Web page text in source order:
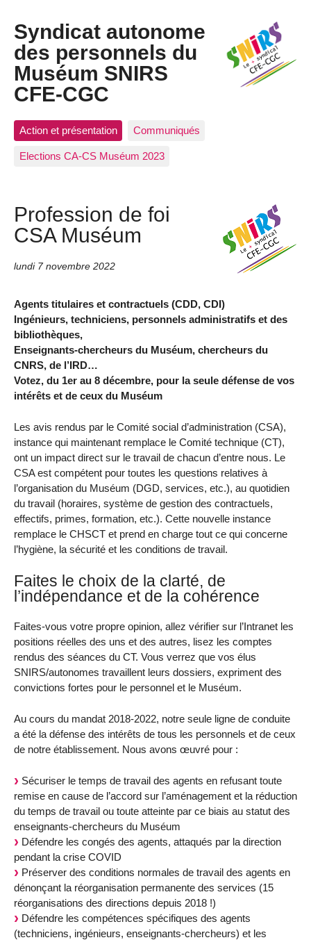
Syndicat autonome
des personnels du
Muséum SNIRS
CFE-CGC
Action et présentation Communiqués
Elections CA-CS Muséum 2023
Profession de foi
CSA Muséum
lundi 7 novembre 2022
Agents titulaires et contractuels (CDD, CDI)
Ingénieurs, techniciens, personnels administratifs et des
bibliothèques,
Enseignants-chercheurs du Muséum, chercheurs du
CNRS, de l’IRD…
Votez, du 1er au 8 décembre, pour la seule défense de vos
intérêts et de ceux du Muséum
Les avis rendus par le Comité social d’administration (CSA),
instance qui maintenant remplace le Comité technique (CT),
ont un impact direct sur le travail de chacun d’entre nous. Le
CSA est compétent pour toutes les questions relatives à
l’organisation du Muséum (DGD, services, etc.), au quotidien
du travail (horaires, système de gestion des contractuels,
effectifs, primes, formation, etc.). Cette nouvelle instance
remplace le CHSCT et prend en charge tout ce qui concerne
l’hygiène, la sécurité et les conditions de travail.
Faites le choix de la clarté, de
l’indépendance et de la cohérence
Faites-vous votre propre opinion, allez vérifier sur l’Intranet les
positions réelles des uns et des autres, lisez les comptes
rendus des séances du CT. Vous verrez que vos élus
SNIRS/autonomes travaillent leurs dossiers, expriment des
convictions fortes pour le personnel et le Muséum.
Au cours du mandat 2018‐2022, notre seule ligne de conduite
a été la défense des intérêts de tous les personnels et de ceux
de notre établissement. Nous avons œuvré pour :
Sécuriser le temps de travail des agents en refusant toute
remise en cause de l’accord sur l’aménagement et la réduction
du temps de travail ou toute atteinte par ce biais au statut des
enseignants-chercheurs du Muséum
Défendre les congés des agents, attaqués par la direction
pendant la crise COVID
Préserver des conditions normales de travail des agents en
dénonçant la réorganisation permanente des services (15
réorganisations des directions depuis 2018 !)
Défendre les compétences spécifiques des agents
(techniciens, ingénieurs, enseignants-chercheurs) et les